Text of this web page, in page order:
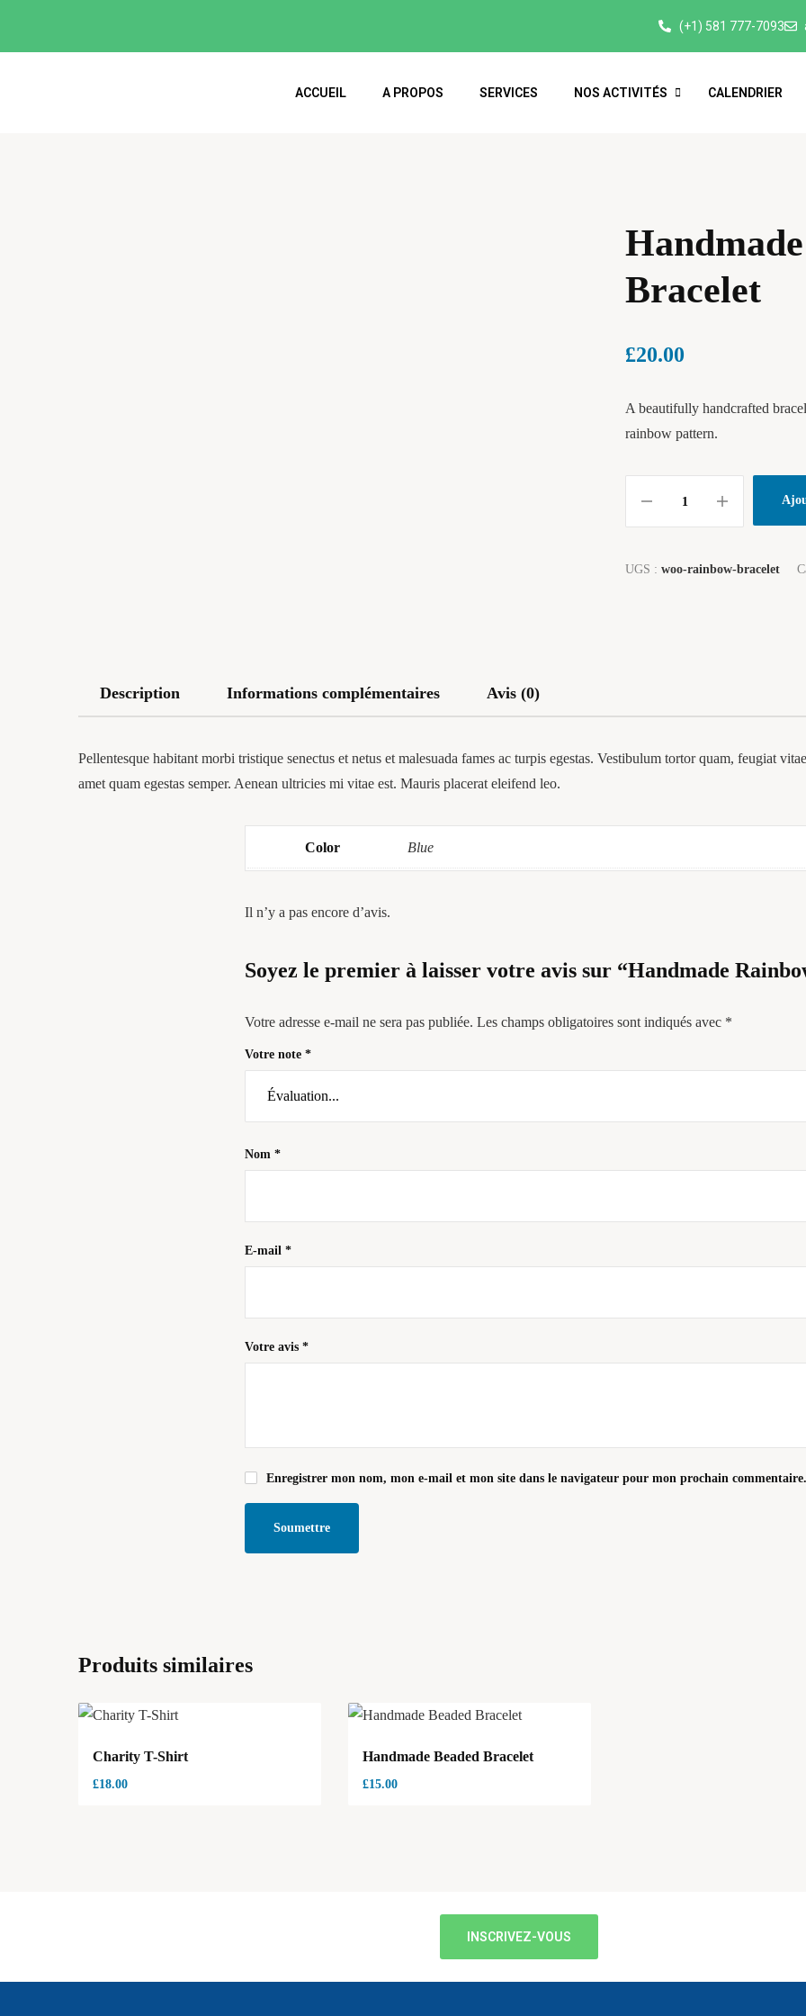
(+1) 581 777-7093
ACCUEIL A PROPOS SERVICES NOS ACTIVITÉS CALENDRIER
Bracelet
£20.00
A beautifully handcrafted
rainbow pattern.
UGS :woo-rainbow-bracelet
Description Informations complémentaires Avis (0)
Pellentesque habitant morbi tristique senectus et netus et malesuada fames ac turpis egestas. Vestibulum tortor quam, feugiat
amet quam egestas semper. Aenean ultricies mi vitae est. Mauris placerat eleifend leo.
Color Blue
Il n’y a pas encore d’avis.
Soyez le premier à laisser votre avis sur “Handmade
Votre adresse e-mail ne sera pas publiée. Les champs obligatoires sont indiqués avec *
Votre note *
Votre avis *
Nom *
E-mail *
Enregistrer mon nom, mon e-mail et mon site dans le navigateur pour mon prochain commentaire.
Produits similaires
Charity T-Shirt
£18.00
Handmade Beaded Bracelet
£15.00
INSCRIVEZ-VOUS